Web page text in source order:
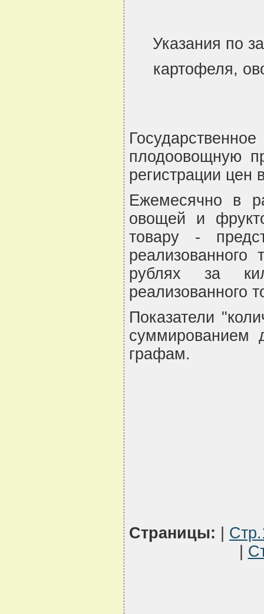
Указания по
картофеля,
плодоовощную
регистрации цен
Ежемесячно в
овощей и
товару -
рублях за
реализованного
Показатели
суммированием
графам.
Страницы: